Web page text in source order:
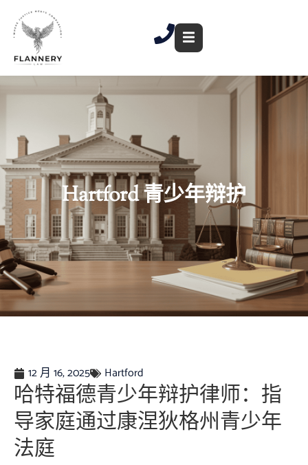
Hartford 青少年辩护
12 月 16, 2025 Hartford
哈特福德青少年辩护律师：指
导家庭通过康涅狄格州青少年
法庭